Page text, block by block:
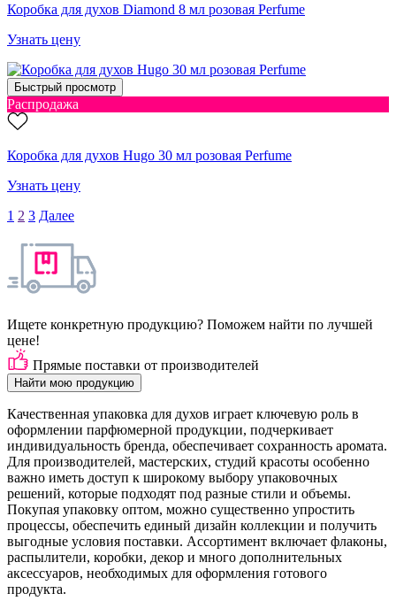
Коробка для духов Diamond 8 мл розовая Perfume
Узнать цену
Быстрый просмотр
Распродажа
Коробка для духов Hugo 30 мл розовая Perfume
Узнать цену
1 2 3 Далее
Ищете конкретную продукцию? Поможем найти по лучшей
цене!
Прямые поставки от производителей
Найти мою продукцию
Качественная упаковка для духов играет ключевую роль в
оформлении парфюмерной продукции, подчеркивает
индивидуальность бренда, обеспечивает сохранность аромата.
Для производителей, мастерских, студий красоты особенно
важно иметь доступ к широкому выбору упаковочных
решений, которые подходят под разные стили и объемы.
Покупая упаковку оптом, можно существенно упростить
процессы, обеспечить единый дизайн коллекции и получить
выгодные условия поставки. Ассортимент включает флаконы,
распылители, коробки, декор и много дополнительных
аксессуаров, необходимых для оформления готового
продукта.